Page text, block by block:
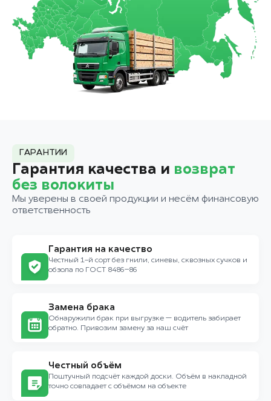
ГАРАНТИИ
Гарантия качества и возврат
без волокиты
Мы уверены в своей продукции и несём финансовую
ответственность
Гарантия на качество
Честный 1-й сорт без гнили, синевы, сквозных сучков и
обзола по ГОСТ 8486–86
Замена брака
Обнаружили брак при выгрузке — водитель забирает
обратно. Привозим замену за наш счёт
Честный объём
Поштучный подсчёт каждой доски. Объём в накладной
точно совпадает с объёмом на объекте